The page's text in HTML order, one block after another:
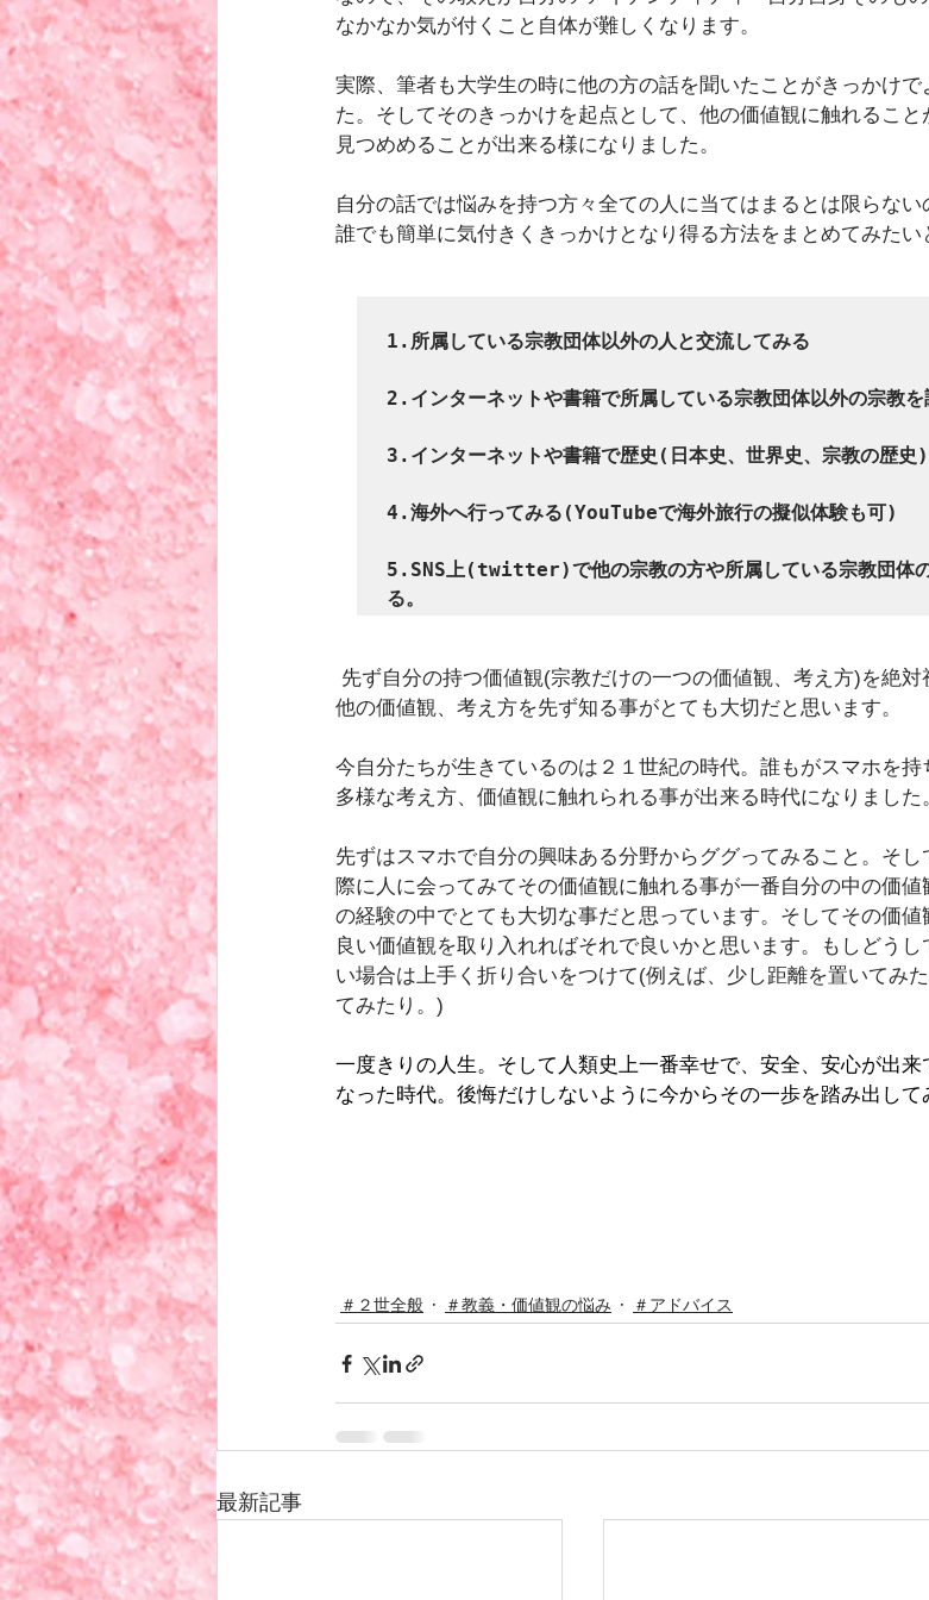
なかなか気が付くこと自体が難しくなります。
実際、筆者も大学生の時に他の方の話を聞いたことがきっかけ
た。そしてそのきっかけを起点として、他の価値観に触れるこ
見つめめることが出来る様になりました。
自分の話では悩みを持つ方々全ての人に当てはまるとは限らない
誰でも簡単に気付きくきっかけとなり得る方法をまとめてみたい
1.所属している宗教団体以外の人と交流してみる
2.インターネットや書籍で所属している宗教団体以外の宗教を
3.インターネットや書籍で歴史(日本史、世界史、宗教の歴史
4.海外へ行ってみる(YouTubeで海外旅行の擬似体験も可)
5.SNS上(twitter)で他の宗教の方や所属している宗教団体の
る。
先ず自分の持つ価値観(宗教だけの一つの価値観、考え方)を絶対
他の価値観、考え方を先ず知る事がとても大切だと思います。
今自分たちが生きているのは２１世紀の時代。誰もがスマホを持
多様な考え方、価値観に触れられる事が出来る時代になりました
先ずはスマホで自分の興味ある分野からググってみること。そ
際に人に会ってみてその価値観に触れる事が一番自分の中の価
の経験の中でとても大切な事だと思っています。そしてその価
良い価値観を取り入れればそれで良いかと思います。もしどう
い場合は上手く折り合いをつけて(例えば、少し距離を置いてみ
てみたり。)
一度きりの人生。そして人類史上一番幸せで、安全、安心が出
なった時代。後悔だけしないように今からその一歩を踏み出して
＃２世全般 ＃教義・価値観の悩み ＃アドバイス
最新記事